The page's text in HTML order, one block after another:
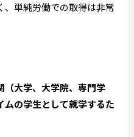
単純労働での取得は非常
（大学、大学院、専門学
の学生として就学するた